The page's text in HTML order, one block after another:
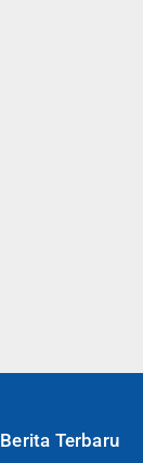
Berita Terbaru